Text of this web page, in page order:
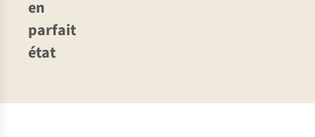
en
parfait
état